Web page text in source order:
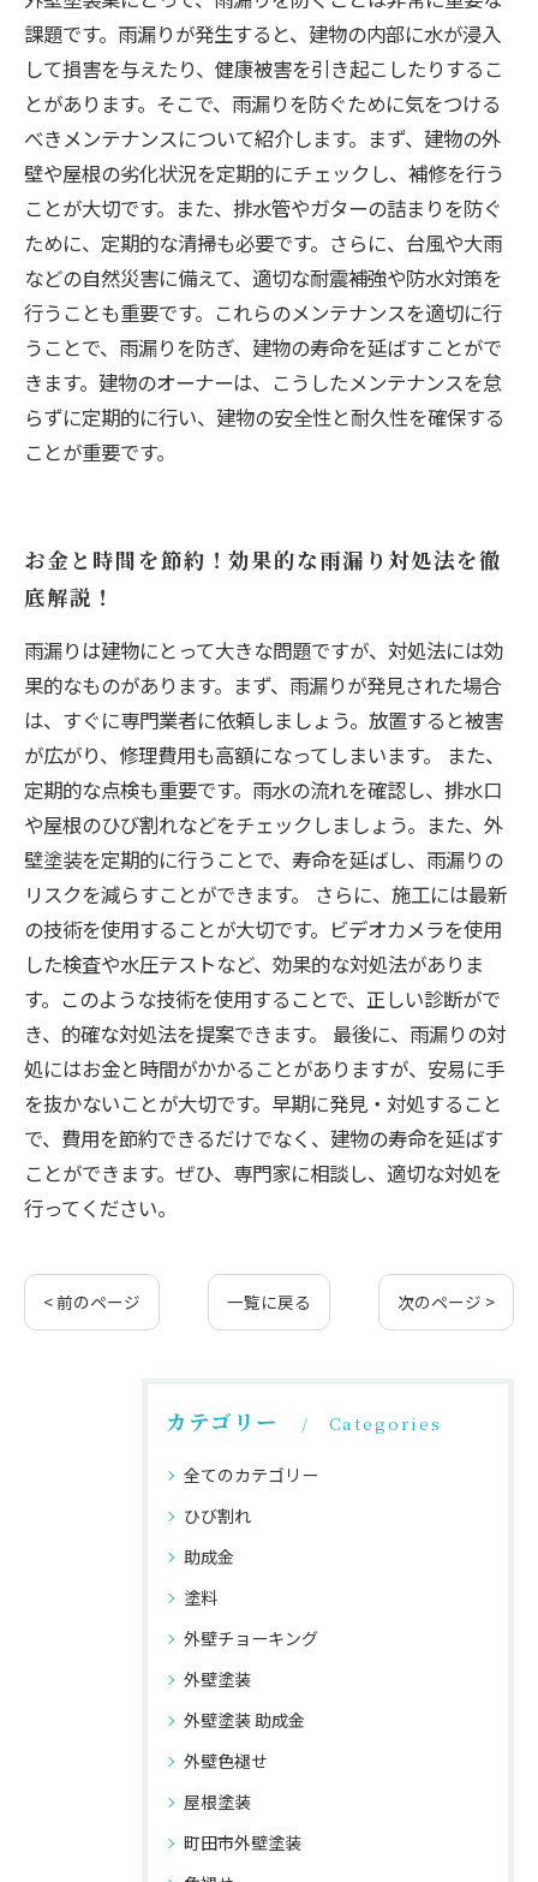
課題です。雨漏りが発生すると、建物の内部に水が浸入
して損害を与えたり、健康被害を引き起こしたりするこ
とがあります。そこで、雨漏りを防ぐために気をつける
べきメンテナンスについて紹介します。まず、建物の外
壁や屋根の劣化状況を定期的にチェックし、補修を行う
ことが大切です。また、排水管やガターの詰まりを防ぐ
ために、定期的な清掃も必要です。さらに、台風や大雨
などの自然災害に備えて、適切な耐震補強や防水対策を
行うことも重要です。これらのメンテナンスを適切に行
うことで、雨漏りを防ぎ、建物の寿命を延ばすことがで
きます。建物のオーナーは、こうしたメンテナンスを怠
らずに定期的に行い、建物の安全性と耐久性を確保する
ことが重要です。
お金と時間を節約！効果的な雨漏り対処法を徹
底解説！
雨漏りは建物にとって大きな問題ですが、対処法には効
果的なものがあります。まず、雨漏りが発見された場合
は、すぐに専門業者に依頼しましょう。放置すると被害
が広がり、修理費用も高額になってしまいます。 また、
定期的な点検も重要です。雨水の流れを確認し、排水口
や屋根のひび割れなどをチェックしましょう。また、外
壁塗装を定期的に行うことで、寿命を延ばし、雨漏りの
リスクを減らすことができます。 さらに、施工には最新
の技術を使用することが大切です。ビデオカメラを使用
した検査や水圧テストなど、効果的な対処法がありま
す。このような技術を使用することで、正しい診断がで
き、的確な対処法を提案できます。 最後に、雨漏りの対
処にはお金と時間がかかることがありますが、安易に手
を抜かないことが大切です。早期に発見・対処すること
で、費用を節約できるだけでなく、建物の寿命を延ばす
ことができます。ぜひ、専門家に相談し、適切な対処を
行ってください。
< 前のページ 一覧に戻る 次のページ >
カテゴリー Categories
全てのカテゴリー
ひび割れ
助成金
塗料
外壁チョーキング
外壁塗装
外壁塗装 助成金
外壁色褪せ
屋根塗装
町田市外壁塗装